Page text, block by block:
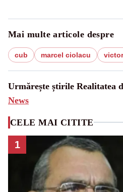
Mai multe articole despre
cub marcel ciolacu
Urmărește știrile Realitatea
News
CELE MAI CITITE
1